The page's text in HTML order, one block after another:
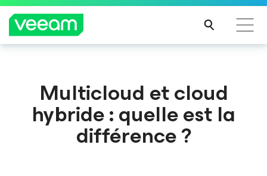
impactés par la mise à jour de CrowdStrike
Multicloud et cloud
hybride : quelle est la
différence ?